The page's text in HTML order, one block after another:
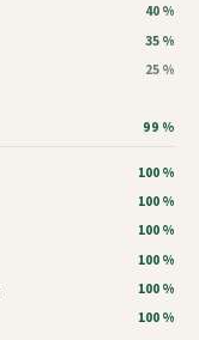
40 %
35 %
25 %
99 %
100 %
100 %
100 %
100 %
100 %
100 %